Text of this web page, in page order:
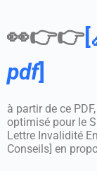
👀👉👉
pdf]
à partir de ce
optimisé pour le
Lettre Invalidité
Conseils] en